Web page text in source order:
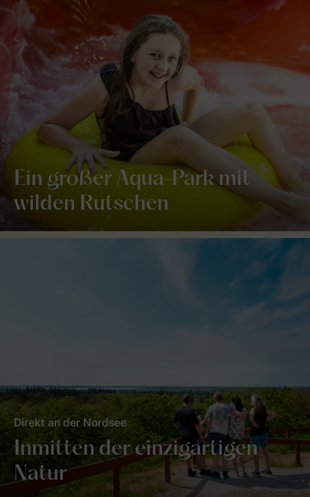
Ein großer Aqua-Park mit
wilden Rutschen
Inmitten der einzigartigen
Natur
Direkt an der Nordsee